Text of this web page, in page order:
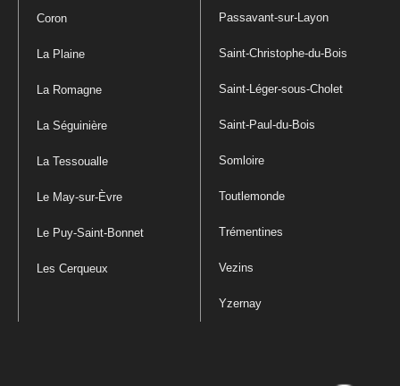
Coron
La Plaine
La Romagne
La Séguinière
La Tessoualle
Le May-sur-Èvre
Le Puy-Saint-Bonnet
Les Cerqueux
Passavant-sur-Layon
Saint-Christophe-du-Bois
Saint-Léger-sous-Cholet
Saint-Paul-du-Bois
Somloire
Toutlemonde
Trémentines
Vezins
Yzernay